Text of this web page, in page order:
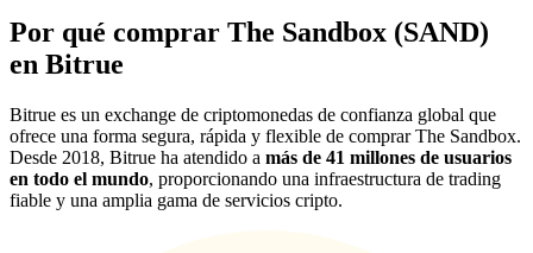
Share 500000 CASHCAT prize pool
Exclusive for BitMart Users
Register & Trade to Win 500,000 USDT
Por qué comprar The Sandbox (SAND)
en Bitrue
Bitrue es un exchange de criptomonedas de confianza global que
ofrece una forma segura, rápida y flexible de comprar The Sandbox.
Desde 2018, Bitrue ha atendido a más de 41 millones de usuarios
en todo el mundo, proporcionando una infraestructura de trading
fiable y una amplia gama de servicios cripto.